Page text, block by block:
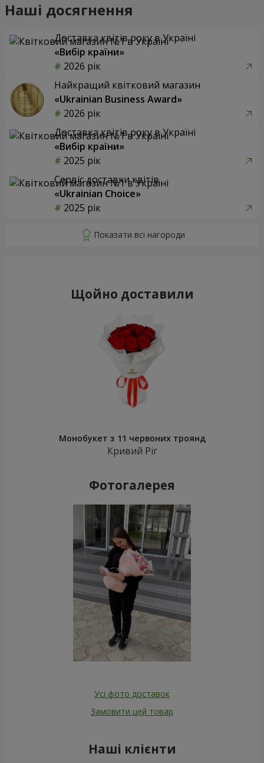
Наші досягнення
Доставка квітів року в Україні
«Вибір країни»
2026 рік
Найкращий квітковий магазин
«Ukrainian Business Award»
2026 рік
Доставка квітів року в Україні
«Вибір країни»
2025 рік
Сервіс доставки квітів
«Ukrainian Choice»
2025 рік
Щойно доставили
Монобукет з 11 червоних троянд
Кривий Ріг
Фотогалерея
Усі фото доставок
Замовити цей товар
Наші клієнти